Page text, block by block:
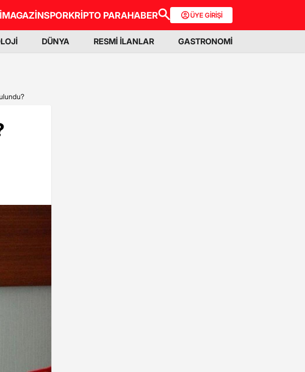
MAGAZİNSPORKRİPTO PARAHABER ÜYE GİRİŞİ
DÜNYA RESMİ İLANLAR GASTRONOMİ